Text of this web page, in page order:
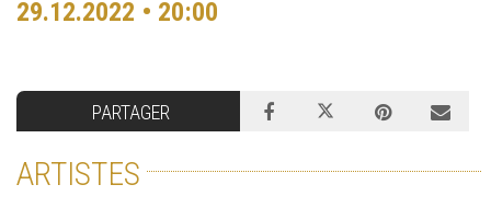
29.12.2022 • 20:00
PARTAGER
ARTISTES